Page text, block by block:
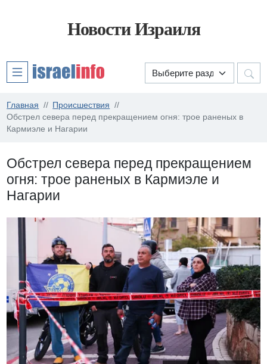
Новости Израиля
Главная
Происшествия
Обстрел севера перед прекращением огня: трое раненых в
Кармиэле и Нагарии
Обстрел севера перед прекращением
огня: трое раненых в Кармиэле и
Нагарии